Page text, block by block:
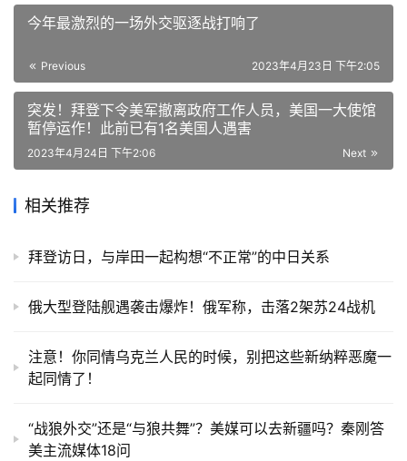
今年最激烈的一场外交驱逐战打响了
Previous 2023年4月23日 下午2:05
突发！拜登下令美军撤离政府工作人员，美国一大使馆
暂停运作！此前已有1名美国人遇害
Next
2023年4月24日 下午2:06
相关推荐
拜登访日，与岸田一起构想“不正常”的中日关系
俄大型登陆舰遇袭击爆炸！俄军称，击落2架苏24战机
注意！你同情乌克兰人民的时候，别把这些新纳粹恶魔一
起同情了！
“战狼外交”还是“与狼共舞”？美媒可以去新疆吗？秦刚答
美主流媒体18问